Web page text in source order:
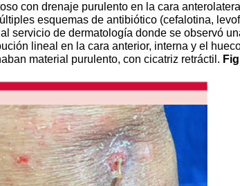
con drenaje purulento en la cara
esquemas de antibiótico (cefalotina,
servicio de dermatología donde se observó
lineal en la cara anterior, interna y el
material purulento, con cicatriz retráctil.